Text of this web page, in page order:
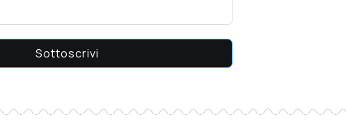
Sottoscrivi